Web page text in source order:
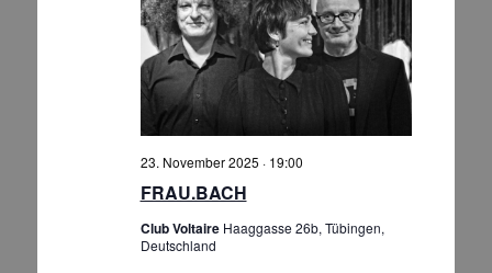
FRAU.BACH
23. November 2025 · 19:00
Club Voltaire Haaggasse 26b, Tübingen,
Deutschland